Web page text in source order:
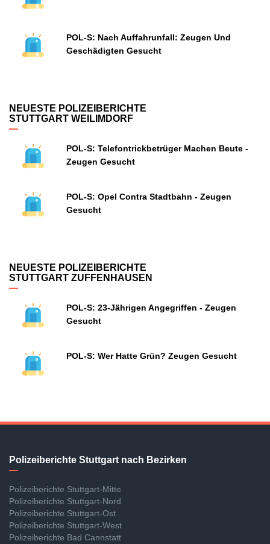
POL-S: Nach Auffahrunfall: Zeugen Und
Geschädigten Gesucht
NEUESTE POLIZEIBERICHTE
STUTTGART WEILIMDORF
POL-S: Telefontrickbetrüger Machen Beute -
Zeugen Gesucht
POL-S: Opel Contra Stadtbahn - Zeugen
Gesucht
NEUESTE POLIZEIBERICHTE
STUTTGART ZUFFENHAUSEN
POL-S: 23-Jährigen Angegriffen - Zeugen
Gesucht
POL-S: Wer Hatte Grün? Zeugen Gesucht
Polizeiberichte Stuttgart nach Bezirken
Polizeiberichte Stuttgart-Mitte
Polizeiberichte Stuttgart-Nord
Polizeiberichte Stuttgart-Ost
Polizeiberichte Stuttgart-West
Polizeiberichte Bad Cannstatt